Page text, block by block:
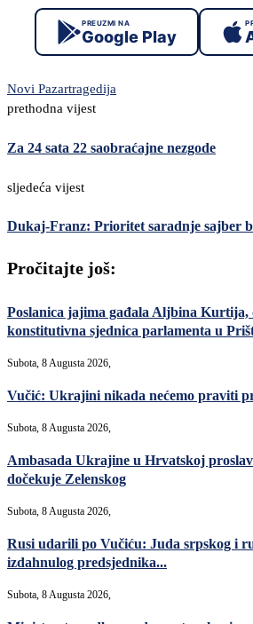
PREUZMI NA
Google Play
Novi Pazartragedija
prethodna vijest
Za 24 sata 22 saobraćajne nezgode
sljedeća vijest
Dukaj-Franz: Prioritet saradnje sajber
Pročitajte još:
Poslanica jajima gađala Aljbina Kurtija,
konstitutivna sjednica parlamenta u
Subota, 8 Augusta 2026,
Vučić: Ukrajini nikada nećemo praviti
Subota, 8 Augusta 2026,
Ambasada Ukrajine u Hrvatskoj
dočekuje Zelenskog
Subota, 8 Augusta 2026,
Rusi udarili po Vučiću: Juda srpskog i
izdahnulog predsjednika...
Subota, 8 Augusta 2026,